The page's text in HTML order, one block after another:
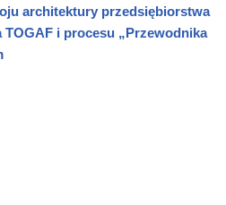
architektury przedsiębiorstwa
i procesu „Przewodnika